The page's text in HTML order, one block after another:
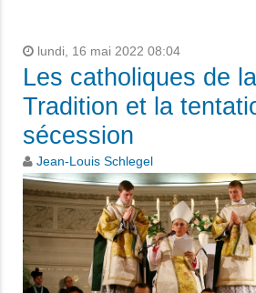
lundi, 16 mai 2022 08:04
Les catholiques de la
Tradition et la
sécession
Jean-Louis Schlegel